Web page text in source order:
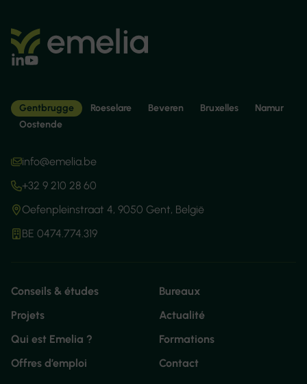
Gentbrugge Roeselare Beveren Bruxelles
Namur
Oostende
info@emelia.be
+32 9 210 28 60
Oefenpleinstraat 4, 9050 Gent, België
BE 0474.774.319
Conseils & études
Bureaux
Projets
Actualité
Qui est Emelia ?
Formations
Offres d’emploi
Contact